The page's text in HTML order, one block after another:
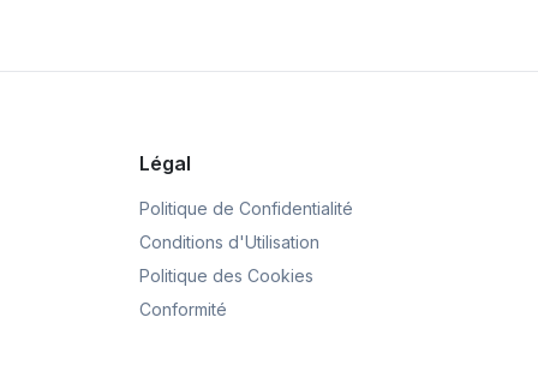
Légal
Politique de Confidentialité
Conditions d'Utilisation
Politique des Cookies
Conformité